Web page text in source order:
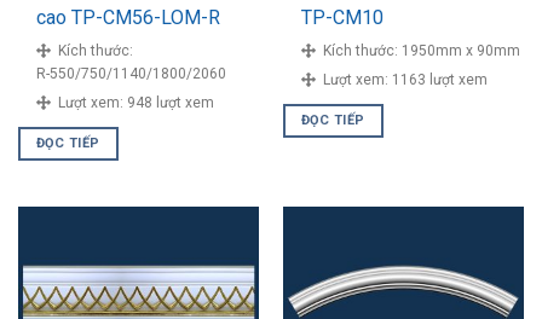
cao TP-CM56-LOM-R
Kích thước:
R-550/750/1140/1800/2060
Lượt xem: 948 lượt xem
ĐỌC TIẾP
TP-CM10
Kích thước: 1950mm x 90mm
Lượt xem: 1163 lượt xem
ĐỌC TIẾP